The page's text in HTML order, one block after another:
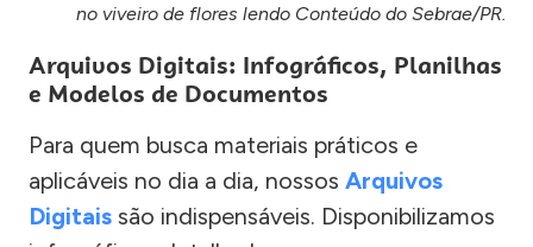
no viveiro de flores lendo Conteúdo do Sebrae/PR.
Arquivos Digitais: Infográficos, Planilhas
e Modelos de Documentos
Para quem busca materiais práticos e
aplicáveis no dia a dia, nossos Arquivos
Digitais são indispensáveis. Disponibilizamos